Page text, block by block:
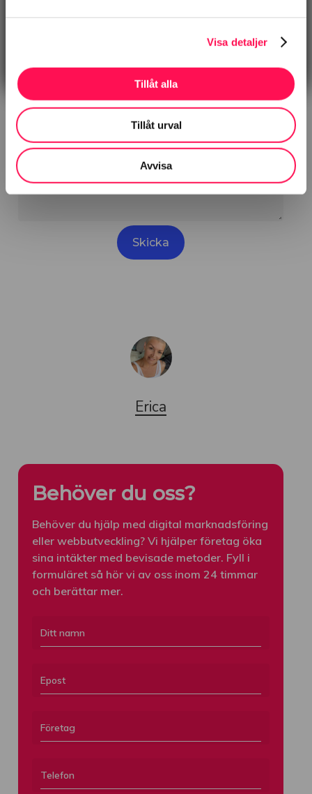
Visa detaljer
Tillåt alla
Tillåt urval
Avvisa
Erica
Behöver du oss?
Behöver du hjälp med digital marknadsföring
eller webbutveckling? Vi hjälper företag öka
sina intäkter med bevisade metoder. Fyll i
formuläret så hör vi av oss inom 24 timmar
och berättar mer.
Genom att skicka dina uppgifter samtycker du till
vår integritetspolicy.